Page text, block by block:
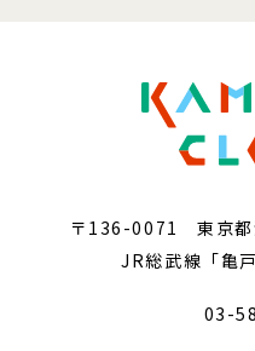
〒136-0071 東京都
JR総武線「亀
03-